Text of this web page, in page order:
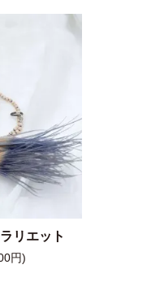
リエット
円)